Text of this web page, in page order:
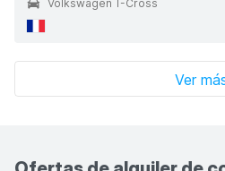
Volkswagen T-Cross
Ver